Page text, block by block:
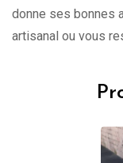
donne ses bonnes
artisanal ou vous